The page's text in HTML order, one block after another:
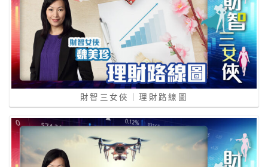
財智三女俠｜理財路線圖